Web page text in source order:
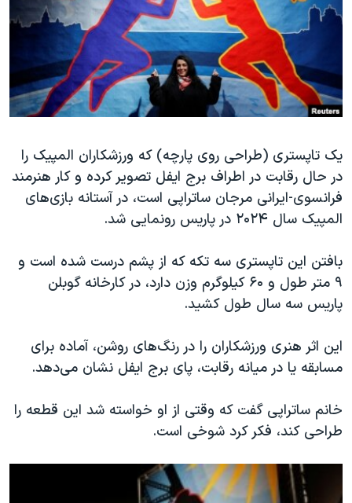
فرهنگ و زندگی
حقوق شهروندی
اقتصادی
علم و فناوری
گالری عکس
آرشیو پخش زنده
مستندها
انتخابات ریاست جمهوری آمریکا ۲۰۲۴
حمله جمهوری اسلامی به اسرائیل
رمز مهسا
اعتراضات زن، زندگی، آزادی
مجموعه مستندهای دادخواهی
تریبونال مردمی آبان ۹۸
چهل سال گروگان‌گیری
قانون شفافیت دارائی کادر رهبری ایران
اسرائیل در جنگ
همایش محافظه‌کاران آمریکا «سی‌پک»
صفحه‌های ویژه
سفر پرزیدنت ترامپ به چین
دنبال کنید
زبانهای مختلف
یک تاپستری (طراحی روی پارچه) که ورزشکاران المپیک را
در حال رقابت در اطراف برج ایفل تصویر کرده و کار هنرمند
فرانسوی-ایرانی مرجان ساتراپی است، در آستانه بازی‌های
المپیک سال ۲۰۲۴ در پاریس رونمایی شد.
بافتن این تاپستری سه تکه که از پشم درست شده است و
۹ متر طول و ۶۰ کیلوگرم وزن دارد، در کارخانه گوبلن
پاریس سه سال طول کشید.
این اثر هنری ورزشکاران را در رنگ‌های روشن، آماده برای
مسابقه یا در میانه رقابت، پای برج ایفل نشان می‌دهد.
خانم ساتراپی گفت که وقتی از او خواسته شد این قطعه را
طراحی کند، فکر کرد شوخی است.